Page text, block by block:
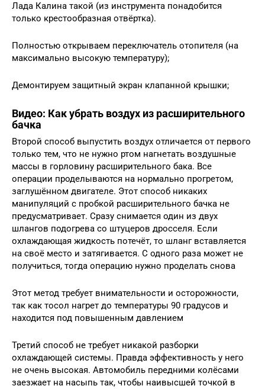
Лада Калина такой (из инструмента понадобится
только крестообразная отвёртка).
Полностью открываем переключатель отопителя (на
максимально высокую температуру);
Демонтируем защитный экран клапанной крышки;
Видео: Как убрать воздух из расширительного
бачка
Второй способ выпустить воздух отличается от первого
только тем, что не нужно ртом нагнетать воздушные
массы в горловину расширительного бака. Все
операции проделываются на нормально прогретом,
заглушённом двигателе. Этот способ никаких
манипуляций с пробкой расширительного бачка не
предусматривает. Сразу снимается один из двух
шлангов подогрева со штуцеров дросселя. Если
охлаждающая жидкость потечёт, то шланг вставляется
на своё место и затягивается. С одного раза может не
получиться, тогда операцию нужно проделать снова
Этот метод требует внимательности и осторожности,
так как тосол нагрет до температуры 90 градусов и
находится под повышенным давлением
Третий способ не требует никакой разборки
охлаждающей системы. Правда эффективность у него
не очень высокая. Автомобиль передними колёсами
заезжает на насыпь так, чтобы наивысшей точкой в